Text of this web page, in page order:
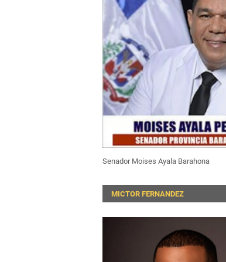
Senador Moises Ayala Barahona
MICTOR FERNANDEZ